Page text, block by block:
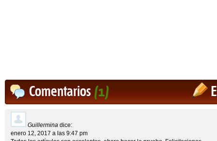
Comentarios(1)
Guillermina dice:
enero 12, 2017 a las 9:47 pm